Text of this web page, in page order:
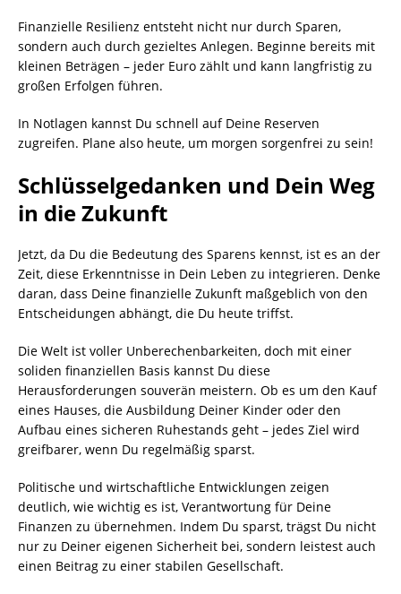
Finanzielle Resilienz entsteht nicht nur durch Sparen,
sondern auch durch gezieltes Anlegen. Beginne bereits mit
kleinen Beträgen – jeder Euro zählt und kann langfristig zu
großen Erfolgen führen.
In Notlagen kannst Du schnell auf Deine Reserven
zugreifen. Plane also heute, um morgen sorgenfrei zu sein!
Schlüsselgedanken und Dein Weg
in die Zukunft
Jetzt, da Du die Bedeutung des Sparens kennst, ist es an der
Zeit, diese Erkenntnisse in Dein Leben zu integrieren. Denke
daran, dass Deine finanzielle Zukunft maßgeblich von den
Entscheidungen abhängt, die Du heute triffst.
Die Welt ist voller Unberechenbarkeiten, doch mit einer
soliden finanziellen Basis kannst Du diese
Herausforderungen souverän meistern. Ob es um den Kauf
eines Hauses, die Ausbildung Deiner Kinder oder den
Aufbau eines sicheren Ruhestands geht – jedes Ziel wird
greifbarer, wenn Du regelmäßig sparst.
Politische und wirtschaftliche Entwicklungen zeigen
deutlich, wie wichtig es ist, Verantwortung für Deine
Finanzen zu übernehmen. Indem Du sparst, trägst Du nicht
nur zu Deiner eigenen Sicherheit bei, sondern leistest auch
einen Beitrag zu einer stabilen Gesellschaft.